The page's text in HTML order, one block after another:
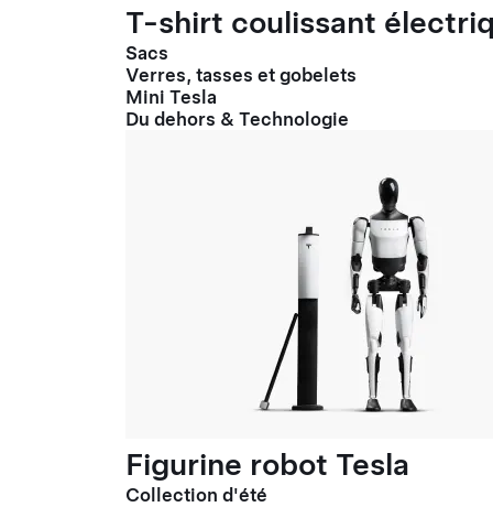
T-shirt coulissant
Sacs
Verres, tasses et gobelets
Mini Tesla
Du dehors & Technologie
Figurine robot Tesla
Collection d'été